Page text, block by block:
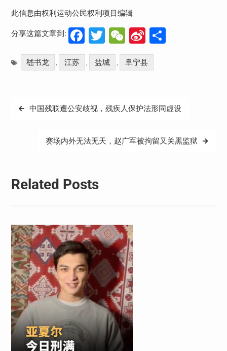
此信息由权利运动公民权利项目编辑
分享这篇文章到: Facebook
Twitter
WeChat
Sina
Weibo
分
嵇书龙 , 江苏 , 盐城 , 阜宁县
文
中国残联遭公安歧视，残疾人保护法形同虚设
赛场内外无法无天，赵广军被拘留又关黑监狱
Related Posts